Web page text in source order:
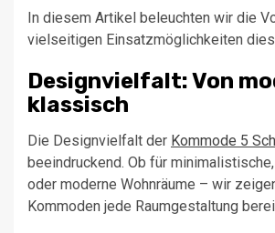
In diesem Artikel beleuchten wir die
vielseitigen Einsatzmöglichkeiten
Designvielfalt: Von
klassisch
Die Designvielfalt der Kommode 5
beeindruckend. Ob für
oder moderne Wohnräume – wir
Kommoden jede Raumgestaltung